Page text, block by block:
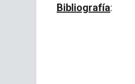
Bibliografía: